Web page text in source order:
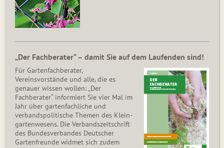
„Der Fachberater“ – damit Sie auf dem Laufenden sind!
Für Gartenfachberater,
Vereinsvorstände und alle, die es
genauer wissen wollen: „Der
Fachberater“ informiert Sie vier Mal im
Jahr über gartenfachliche und
verbandspolitische Themen des Klein­
gar­ten­wesens. Die Ver­bands­zeit­schrift
des Bun­des­ver­ban­des Deutscher
Gartenfreunde widmet sich zudem